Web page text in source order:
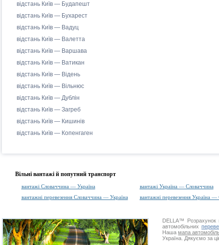
відстань Київ — Будапешт
відстань Київ — Бухарест
відстань Київ — Вадуц
відстань Київ — Валетта
відстань Київ — Варшава
відстань Київ — Ватикан
відстань Київ — Відень
відстань Київ — Вільнюс
відстань Київ — Дублін
відстань Київ — Загреб
відстань Київ — Кишинів
відстань Київ — Копенгаген
Вільні вантажі й попутний транспорт
вантажі Словаччина — Україна
вантажі Україна — Словаччина
вантажні перевезення Словаччина — Україна
вантажні перевезення Україна —
DELLA™
Розрахунок
автомобільних
Нашамапа
Україна. Дякуємо за